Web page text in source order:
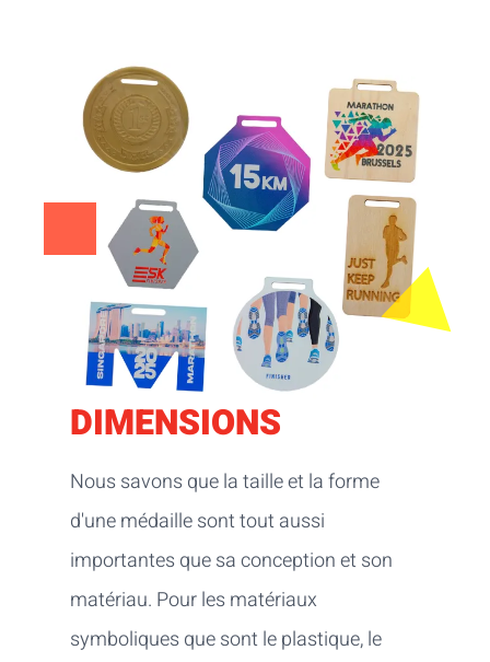
DIMENSIONS
Nous savons que la taille et la forme
d'une médaille sont tout aussi
importantes que sa conception et son
matériau. Pour les matériaux
symboliques que sont le plastique, le